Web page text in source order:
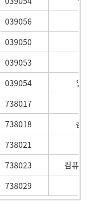
039056
039050
039053
039054
738017
738018
컴
738021
738023
컴퓨
738029